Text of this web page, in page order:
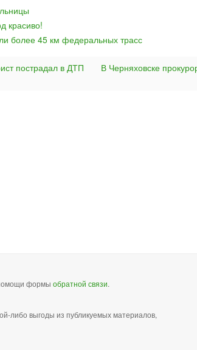
красиво!
более 45 км федеральных трасс
пострадал в ДТП
В Черняховске
формы обратной связи.
либо выгоды из публикуемых материалов,